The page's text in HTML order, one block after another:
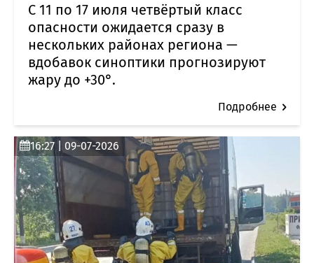
С 11 по 17 июля четвёртый класс
опасности ожидается сразу в
нескольких районах региона —
вдобавок синоптики прогнозируют
жару до +30°.
Подробнее
16:27 | 09-07-2026